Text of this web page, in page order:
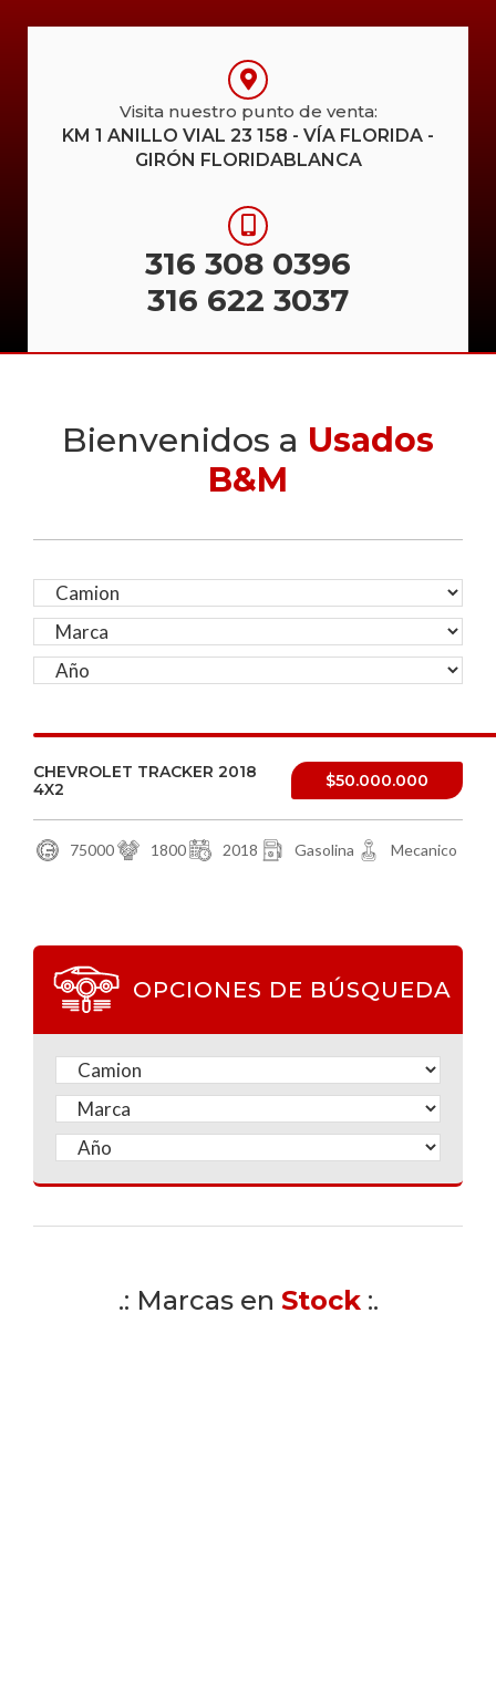
Visita nuestro punto de venta:
KM 1 ANILLO VIAL 23 158 - VÍA FLORIDA -
GIRÓN FLORIDABLANCA
316 308 0396
316 622 3037
Bienvenidos a Usados
B&M
CHEVROLET TRACKER 2018
4X2
$50.000.000
75000 1800 2018 Gasolina Mecanico
OPCIONES DE BÚSQUEDA
.: Marcas en Stock:.